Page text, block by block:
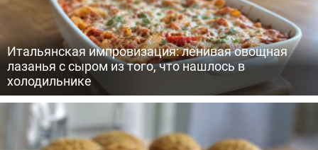
Итальянская импровизация: ленивая овощная
лазанья с сыром из того, что нашлось в
холодильнике